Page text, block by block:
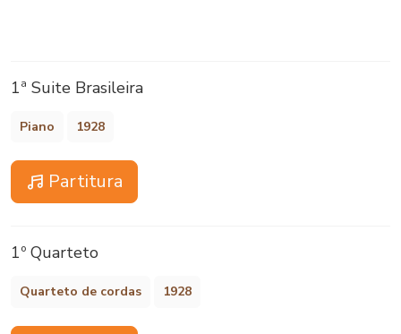
1ª Suite Brasileira
Piano 1928
Partitura
1º Quarteto
Quarteto de cordas 1928